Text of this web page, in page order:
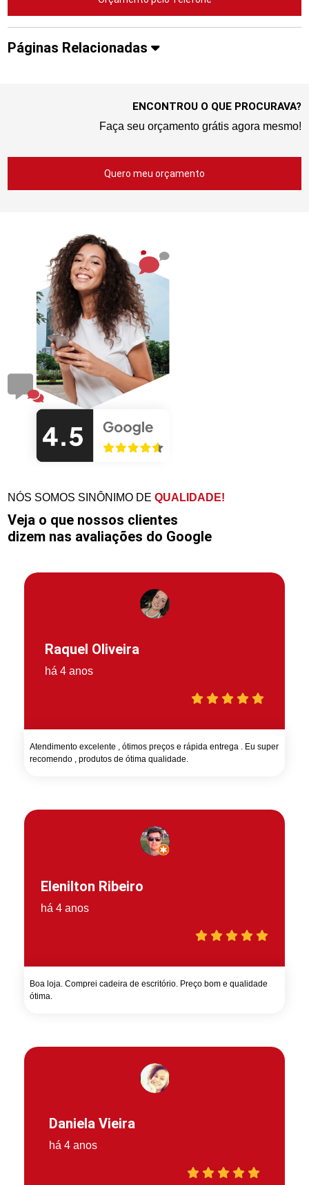
Páginas Relacionadas
ENCONTROU O QUE PROCURAVA?
Faça seu orçamento grátis agora mesmo!
Quero meu orçamento
NÓS SOMOS SINÔNIMO DEQUALIDADE!
Veja o que nossos clientes
dizem nas avaliações do Google
Raquel Oliveira
há 4 anos
Atendimento excelente , ótimos preços e rápida entrega . Eu super
recomendo , produtos de ótima qualidade.
Elenilton Ribeiro
há 4 anos
Boa loja. Comprei cadeira de escritório. Preço bom e qualidade
ótima.
Daniela Vieira
há 4 anos